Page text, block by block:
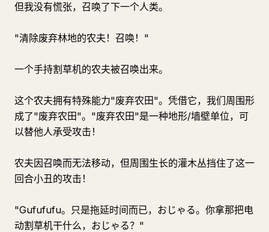
但我没有慌张，召唤了下一个人类。
"清除废弃林地的农夫！召唤！"
一个手持割草机的农夫被召唤出来。
这个农夫拥有特殊能力"废弃农田"。凭借它，我们周围形
成了"废弃农田"。"废弃农田"是一种地形/墙壁单位，可
以替他人承受攻击！
农夫因召唤而无法移动，但周围生长的灌木丛挡住了这一
回合小丑的攻击！
"Gufufufu。只是拖延时间而已，おじゃる。你拿那把电
动割草机干什么，おじゃる？"